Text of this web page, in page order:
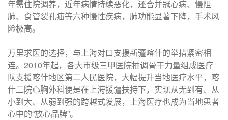
年需住院调养，近年病情持续恶化，还合并冠心病、慢阻
肺、食管裂孔疝等六种慢性疾病，肺功能显著下降，手术风
险极高。
万里求医的选择，与上海对口支援新疆喀什的举措紧密相
连。2010年起，各大市级三甲医院抽调骨干力量组成医疗
队支援喀什地区第二人民医院，大幅提升当地医疗水平，喀
什二院心胸外科便是在上海援疆扶持下，实现从无到有、从
小到大、从弱到强的跨越式发展，上海医疗也成为当地患者
心中的“放心品牌”。